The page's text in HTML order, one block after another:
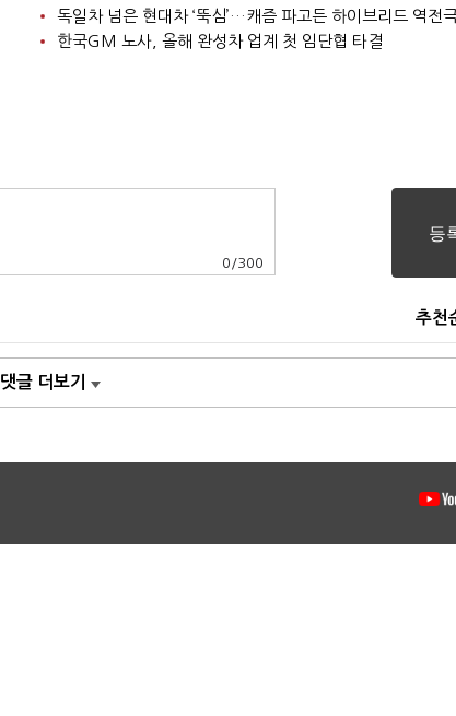
독일차 넘은 현대차 ‘뚝심’…캐즘 파고든 하이브리드 역전
한국GM 노사, 올해 완성차 업계 첫 임단협 타결
0 /300
추천
댓글 더보기